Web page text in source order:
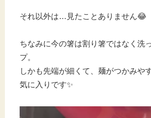
それ以外は…見たことありません😂
ちなみに今の箸は割り箸ではなく洗
プ。
しかも先端が細くて、麺がつかみや
気に入りです✨